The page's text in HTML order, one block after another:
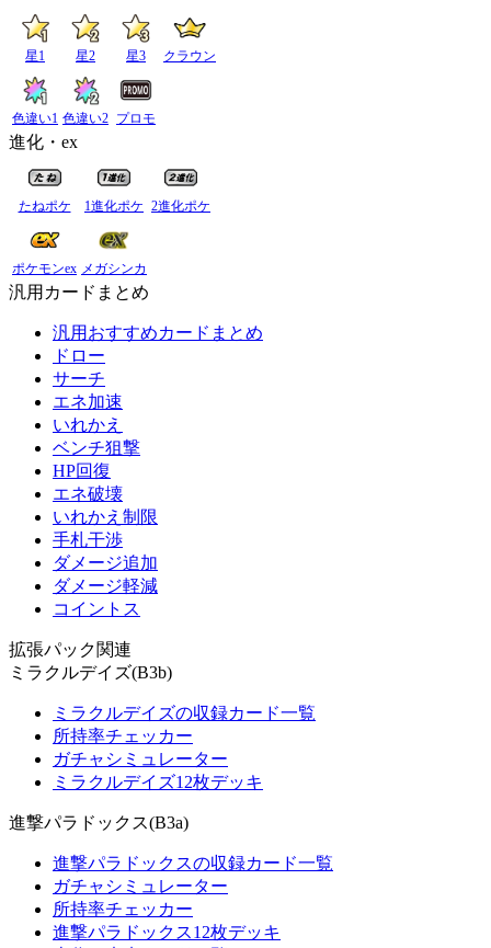
星1 星2 星3 クラウン
色違い1 色違い2 プロモ
進化・ex
たねポケ 1進化ポケ 2進化ポケ
ポケモンex メガシンカ
汎用カードまとめ
汎用おすすめカードまとめ
ドロー
サーチ
エネ加速
いれかえ
ベンチ狙撃
HP回復
エネ破壊
いれかえ制限
手札干渉
ダメージ追加
ダメージ軽減
コイントス
拡張パック関連
ミラクルデイズ(B3b)
ミラクルデイズの収録カード一覧
所持率チェッカー
ガチャシミュレーター
ミラクルデイズ12枚デッキ
進撃パラドックス(B3a)
進撃パラドックスの収録カード一覧
ガチャシミュレーター
所持率チェッカー
進撃パラドックス12枚デッキ